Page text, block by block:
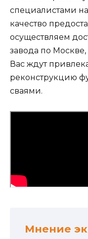
специалистами
качество
осуществляем
завода по
Вас ждут
реконструкцию
сваями.
Мнение